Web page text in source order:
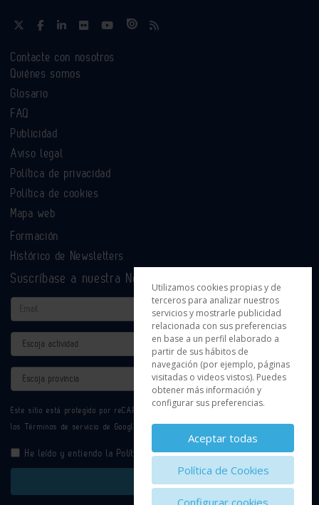
Contacte con nosotros
Quiénes somos
Glosario
FAQ
Publicidad
Aviso legal
Política de privacidad
Política de cookies
Mapa web
Formación
Histórico de Newsletters
Suscríbase a nuestra Newsletter
Email
Actividad
Provincia
Este sitio está protegido por reCAPTCHA y se aplican la
los Términos de servicio de Google.
He leído y entiendo la Política de Privacidad
Enviar
Utilizamos cookies propias y de
terceros para analizar nuestros
servicios y mostrarle publicidad
relacionada con sus preferencias
en base a un perfil elaborado a
partir de sus hábitos de
navegación (por ejemplo, páginas
visitadas o videos vistos). Puedes
obtener más información y
configurar sus preferencias.
Aceptar todas
Política de Cookies
Configurar cookies